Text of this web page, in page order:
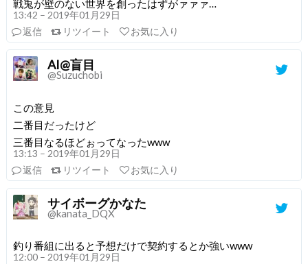
戦兎が壁のない世界を創ったはずがァァァ…
13:42 – 2019年01月29日
返信
リツイート お気に入り
AI@盲目
@Suzuchobi
この意見
二番目だったけど
三番目なるほどぉってなったwww
13:13 – 2019年01月29日
返信
リツイート お気に入り
サイボーグかなた
@kanata_DQX
釣り番組に出ると予想だけで契約するとか強いwww
12:00 – 2019年01月29日